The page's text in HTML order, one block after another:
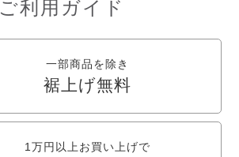
ご利用ガイド
一部商品を除き
裾上げ無料
1万円以上お買い上げで